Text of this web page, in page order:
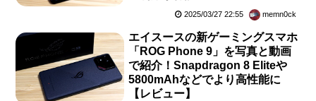
2025/03/27 22:55 memn0ck
エイスースの新ゲーミングスマホ
「ROG Phone 9」を写真と動画
で紹介！Snapdragon 8 Eliteや
5800mAhなどでより高性能に
【レビュー】